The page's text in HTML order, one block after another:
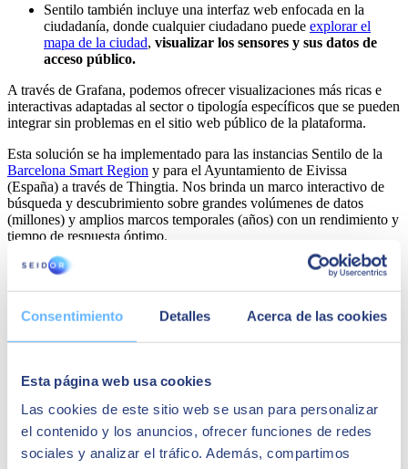
Consentimiento Detalles Acerca de las cookies
Esta página web usa cookies
Las cookies de este sitio web se usan para personalizar
el contenido y los anuncios, ofrecer funciones de redes
sociales y analizar el tráfico. Además, compartimos
Sentilo también incluye una interfaz web enfocada en la
ciudadanía, donde cualquier ciudadano puede explorar el
mapa de la ciudad, visualizar los sensores y sus datos de
acceso público.
A través de Grafana, podemos ofrecer visualizaciones más ricas e
interactivas adaptadas al sector o tipología específicos que se pueden
integrar sin problemas en el sitio web público de la plataforma.
Esta solución se ha implementado para las instancias Sentilo de la
Barcelona Smart Region y para el Ayuntamiento de Eivissa
(España) a través de Thingtia. Nos brinda un marco interactivo de
búsqueda y descubrimiento sobre grandes volúmenes de datos
(millones) y amplios marcos temporales (años) con un rendimiento y
tiempo de respuesta óptimo.